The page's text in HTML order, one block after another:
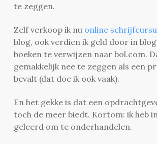
te zeggen.
Zelf verkoop ik nu online
blog, ook verdien ik geld door in
boeken te verwijzen naar bol.com.
gemakkelijk nee te zeggen als een
bevalt (dat doe ik ook vaak).
En het gekke is dat een
toch de meer biedt. Kortom: ik heb
geleerd om te onderhandelen.